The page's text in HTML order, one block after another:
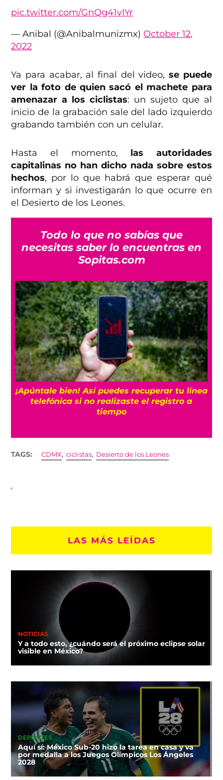
pic.twitter.com/GnQg41vIYr
— Anibal (@Anibalmunizmx) October 12,
2022
Ya para acabar, al final del video, se puede
ver la foto de quien sacó el machete para
amenazar a los ciclistas: un sujeto que al
inicio de la grabación sale del lado izquierdo
grabando también con un celular.
Hasta el momento, las autoridades
capitalinas no han dicho nada sobre estos
hechos, por lo que habrá que esperar qué
informan y si investigarán lo que ocurre en
el Desierto de los Leones.
Todo lo que no sabías que
necesitas saber lo encuentras en
Sopitas.com
¡Apúntale bien! Así puedes recuperar tu línea
telefónica si no realizaste el registro a
tiempo
TAGS: CDMX,ciclistas, Desierto de los Leones
LAS MÁS LEÍDAS
NOTICIAS
Y a todo esto, ¿cuándo será el próximo eclipse solar
visible en México?
DEPORTES
Aquí sí: México Sub-20 hizo la tarea en casa y va
por medalla a los Juegos Olímpicos Los Ángeles
2028